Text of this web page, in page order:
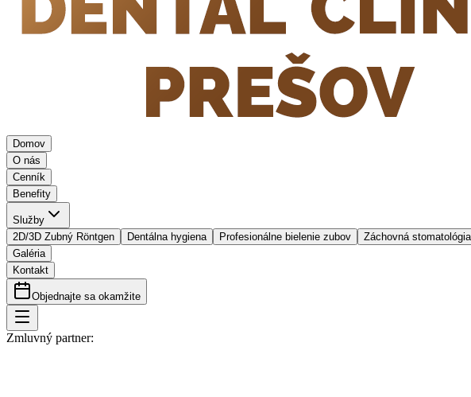
Domov
O nás
Cenník
Benefity
Služby
2D/3D Zubný Röntgen
Dentálna hygiena Profesionálne bielenie zubov Záchovná stomatológia
Galéria
Kontakt
Objednajte sa okamžite
Zmluvný partner: